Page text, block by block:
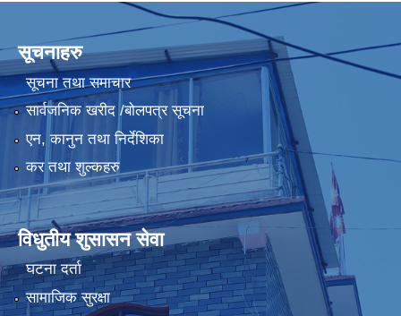
सूचनाहरु
सूचना तथा समाचार
सार्वजनिक खरीद /बोलपत्र सूचना
एन, कानुन तथा निर्देशिका
कर तथा शुल्कहरु
विधुतीय शुसासन सेवा
घटना दर्ता
सामाजिक सुरक्षा